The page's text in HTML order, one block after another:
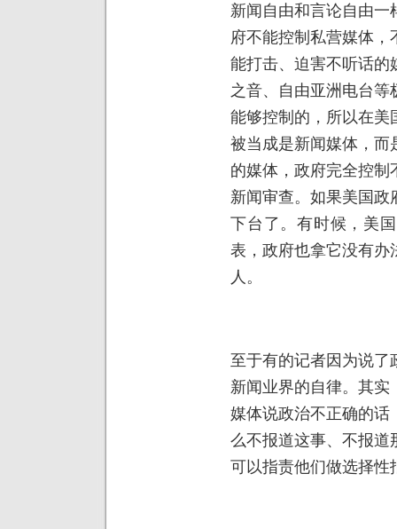
新闻自由和言论自由
府不能控制私营媒体
能打击、迫害不听话的
之音、自由亚洲电台
能够控制的，所以在美
被当成是新闻媒体，而
的媒体，政府完全控
新闻审查。如果美国
下台了。有时候，美
表，政府也拿它没有办
人。
至于有的记者因为说了
新闻业界的自律。其
媒体说政治不正确的话
么不报道这事、不报道
可以指责他们做选择性